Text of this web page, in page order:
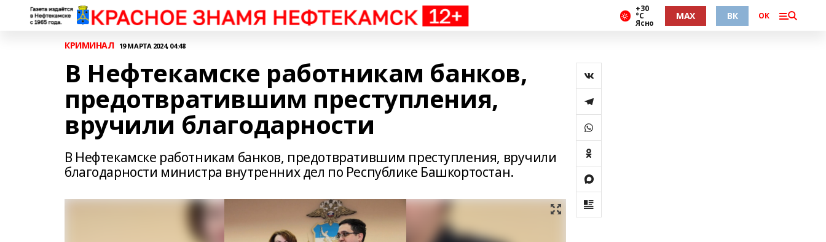
+30
°С
Ясно
MAX ВК ОК
КРИМИНАЛ 19 МАРТА 2024, 04:48
В Нефтекамске работникам банков,
предотвратившим преступления,
вручили благодарности
В Нефтекамске работникам банков, предотвратившим преступления, вручили
благодарности министра внутренних дел по Республике Башкортостан.